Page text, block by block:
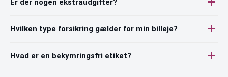
Er der nogen ekstraudgifter?
Hvilken type forsikring gælder for min billeje?
Hvad er en bekymringsfri etiket?